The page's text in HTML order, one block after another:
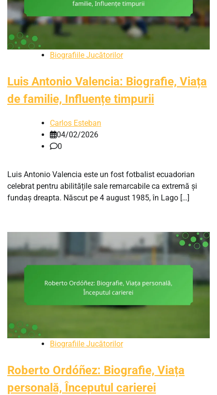
Biografiile Jucătorilor
Luis Antonio Valencia: Biografie, Viața
de familie, Influențe timpurii
Carlos Esteban
04/02/2026
0
Luis Antonio Valencia este un fost fotbalist ecuadorian
celebrat pentru abilitățile sale remarcabile ca extremă și
fundaș dreapta. Născut pe 4 august 1985, în Lago […]
Biografiile Jucătorilor
Roberto Ordóñez: Biografie, Viața
personală, Începutul carierei